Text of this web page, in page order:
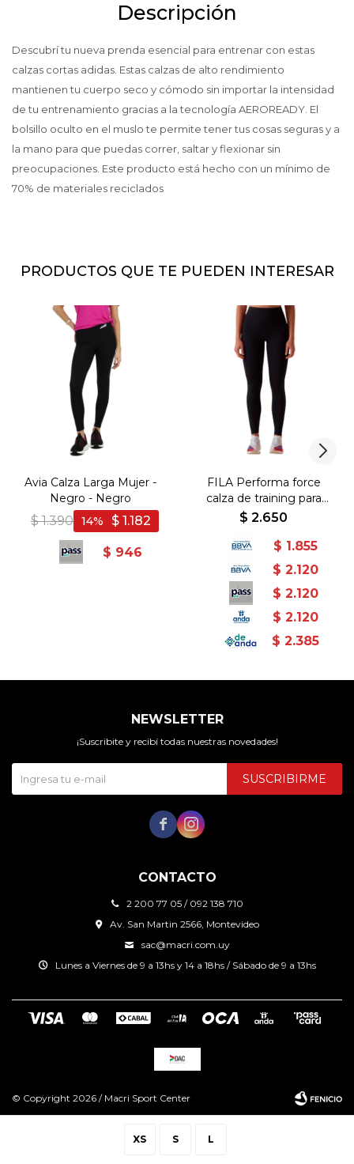
XS S L
Descripción
Descubrí tu nueva prenda esencial para entrenar con estas
calzas cortas adidas. Estas calzas de alto rendimiento
mantienen tu cuerpo seco y cómodo sin importar la intensidad
de tu entrenamiento gracias a la tecnología AEROREADY. El
bolsillo oculto en el muslo te permite tener tus cosas seguras y a
la mano para que puedas correr, saltar y flexionar sin
preocupaciones. Este producto está hecho con un mínimo de
70% de materiales reciclados
PRODUCTOS QUE TE PUEDEN INTERESAR
Avia Calza Larga Mujer -
Negro - Negro
$ 1.390 $ 1.182
14
$ 946
FILA Performa force
calza de training para
mujer - Negro - Negro
$ 2.650
$ 1.855
$ 2.120
$ 2.120
$ 2.120
$ 2.385
CONTACTO
2 200 77 05 / 092 138 710
Av. San Martin 2566, Montevideo
sac@macri.com.uy
Lunes a Viernes de 9 a 13hs y 14 a 18hs / Sábado de 9 a 13hs
NEWSLETTER
¡Suscribite y recibí todas nuestras novedades!
SUSCRIBIRME
 
© Copyright 2026 / Macri Sport Center